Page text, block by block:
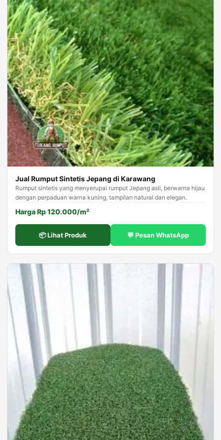
Jual Rumput Sintetis Jepang di Karawang
Rumput sintetis yang menyerupai rumput Jepang asli, berwarna hijau
dengan perpaduan warna kuning, tampilan natural dan elegan.
Harga Rp 120.000/m²
📦 Lihat Produk 💬 Pesan WhatsApp